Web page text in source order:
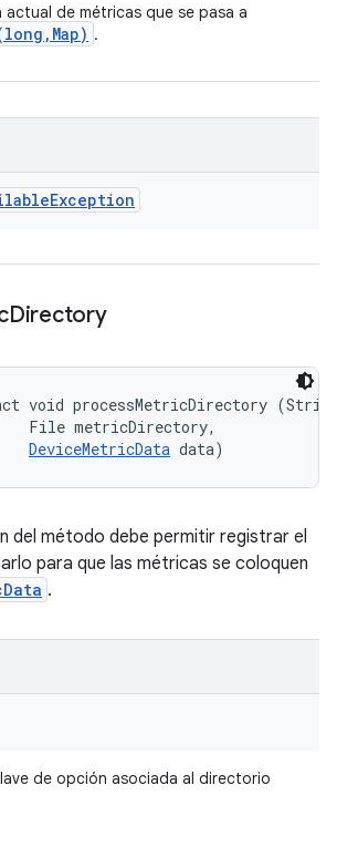
actual de métricas que se pasa a
long , Map) .
Exception
Directory
void processMetricDirectory
File metricDirectory,
DeviceMetricData data)
del método debe permitir registrar el
para que las métricas se coloquen
.
de opción asociada al directorio